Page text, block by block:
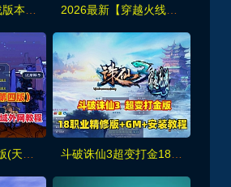
2026最新【穿越火线CF2.0】一键端,修复各种错误，全道具可买100%汉化+GM工具